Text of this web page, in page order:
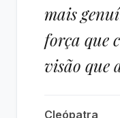
mais
força que
visão que
Cleópatra